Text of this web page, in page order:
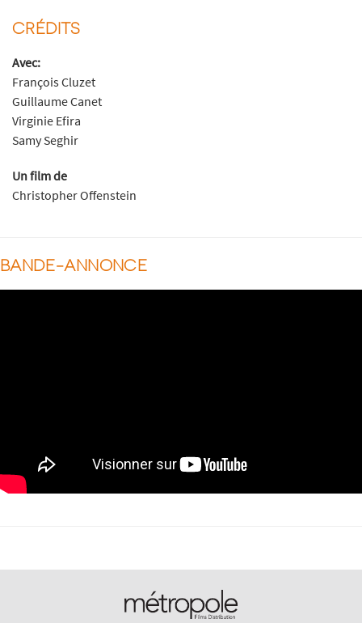
CRÉDITS
Avec:
François Cluzet
Guillaume Canet
Virginie Efira
Samy Seghir
Un film de
Christopher Offenstein
BANDE-ANNONCE